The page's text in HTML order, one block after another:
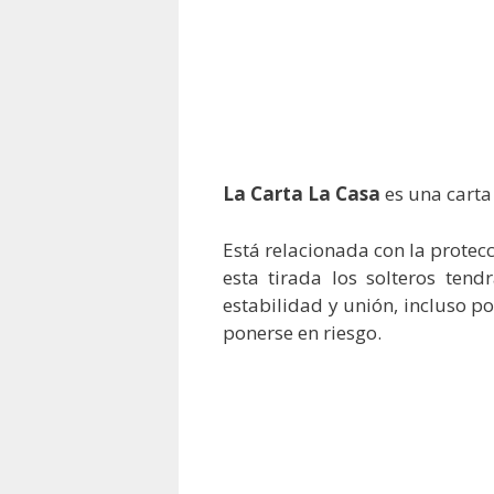
La Carta La Casa es una
Está relacionada con la
esta tirada los solteros
estabilidad y unión, incluso
ponerse en riesgo.